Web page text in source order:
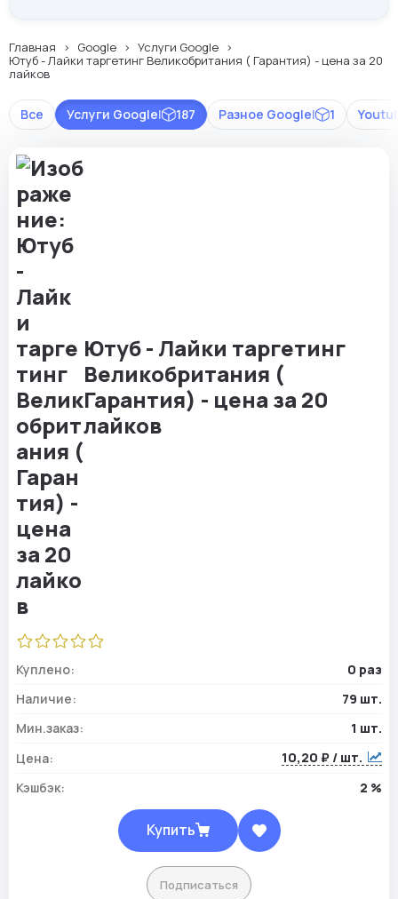
Главная Google
Услуги Google
Ютуб - Лайки таргетинг Великобритания ( Гарантия) - цена за 20
лайков
Все Разное Google| 1
Услуги Google| 187
Ютуб - Лайки таргетинг
Великобритания (
Гарантия) - цена за 20
лайков
Куплено:
0 раз
Наличие:
79 шт.
Мин.заказ:
1 шт.
Цена:
10,20 ₽ / шт.
Кэшбэк:
2 %
Купить
Подписаться